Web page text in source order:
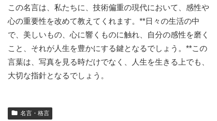
この名言は、私たちに、技術偏重の現代において、感性や
心の重要性を改めて教えてくれます。**日々の生活の中
で、美しいもの、心に響くものに触れ、自分の感性を磨く
こと、それが人生を豊かにする鍵となるでしょう。**この
言葉は、写真を見る時だけでなく、人生を生きる上でも、
大切な指針となるでしょう。
名言・格言